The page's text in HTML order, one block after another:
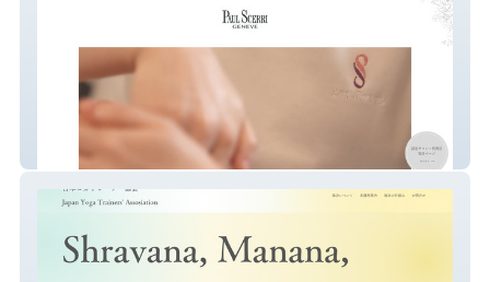
PAUL SCERRI